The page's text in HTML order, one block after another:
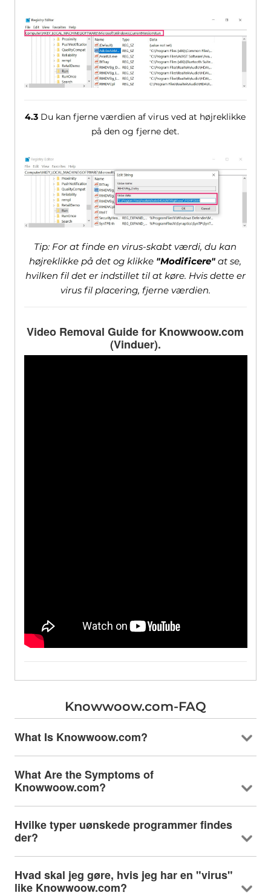
4.3 Du kan fjerne værdien af ​​virus ved at højreklikke
på den og fjerne det.
Tip: For at finde en virus-skabt værdi, du kan
højreklikke på det og klikke "Modificere" at se,
hvilken fil det er indstillet til at køre. Hvis dette er
virus fil placering, fjerne værdien.
Video Removal Guide for Knowwoow.com
(Vinduer).
Knowwoow.com-FAQ
What Is Knowwoow.com?
What Are the Symptoms of
Knowwoow.com?
Hvilke typer uønskede programmer findes
der?
Hvad skal jeg gøre, hvis jeg har en "virus"
like Knowwoow.com?